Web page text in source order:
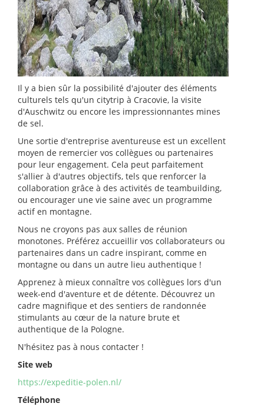
Il y a bien sûr la possibilité d'ajouter des éléments
culturels tels qu'un citytrip à Cracovie, la visite
d'Auschwitz ou encore les impressionnantes mines
de sel.
Une sortie d'entreprise aventureuse est un excellent
moyen de remercier vos collègues ou partenaires
pour leur engagement. Cela peut parfaitement
s'allier à d'autres objectifs, tels que renforcer la
collaboration grâce à des activités de teambuilding,
ou encourager une vie saine avec un programme
actif en montagne.
Nous ne croyons pas aux salles de réunion
monotones. Préférez accueillir vos collaborateurs ou
partenaires dans un cadre inspirant, comme en
montagne ou dans un autre lieu authentique !
Apprenez à mieux connaître vos collègues lors d'un
week-end d'aventure et de détente. Découvrez un
cadre magnifique et des sentiers de randonnée
stimulants au cœur de la nature brute et
authentique de la Pologne.
N'hésitez pas à nous contacter !
Site web
https://expeditie-polen.nl/
Téléphone